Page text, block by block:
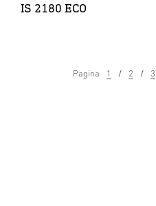
IS 2180 ECO
Pagina 1 2 3